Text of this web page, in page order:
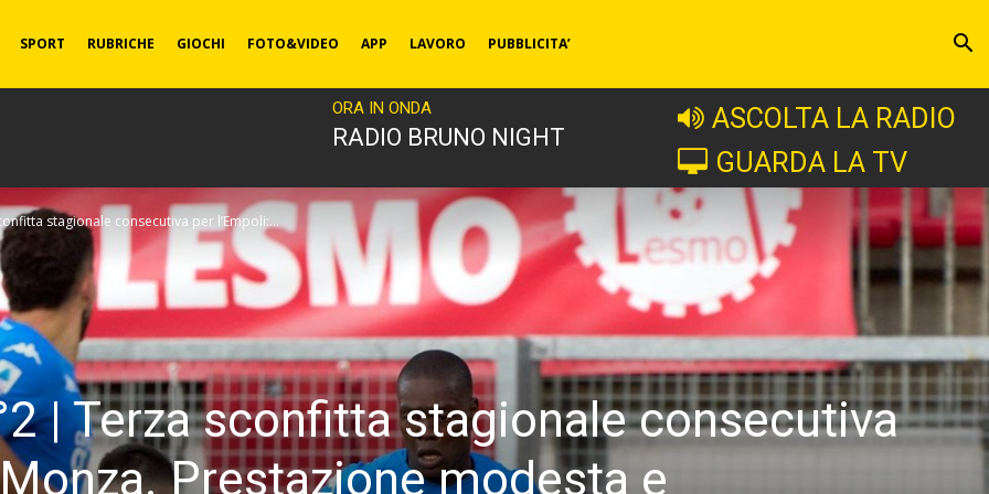
SPORT RUBRICHE GIOCHI FOTO&VIDEO APP LAVORO PUBBLICITA’
ORA IN ONDA
RADIO BRUNO NIGHT
ASCOLTA LA RADIO
GUARDA LA TV
stagionale consecutiva per l’Empoli:...
| Terza sconfitta stagionale consecutiva
Prestazione modesta e